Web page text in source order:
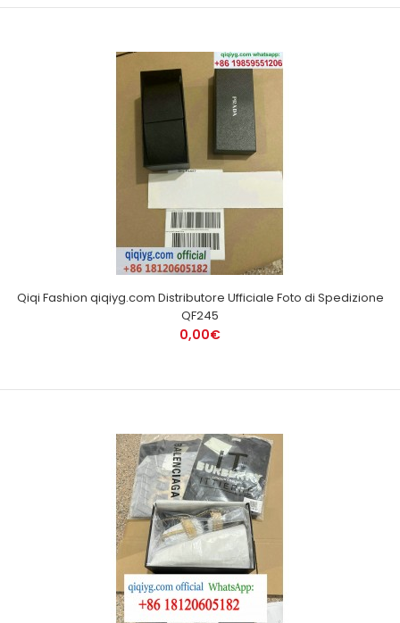
Qiqi Fashion qiqiyg.com Distributore Ufficiale Foto di Spedizione
QF245
0,00€